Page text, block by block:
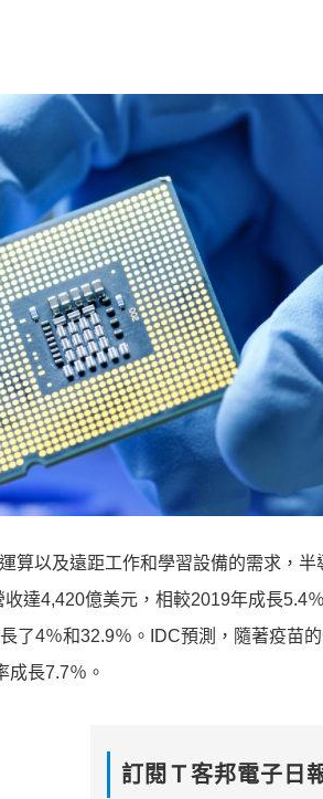
算以及遠距工作和學習設備的需求，
達4,420億美元，相較2019年成長5.4
了4％和32.9％。IDC預測，隨著疫苗
成長7.7％。
訂閱Ｔ客邦電子日